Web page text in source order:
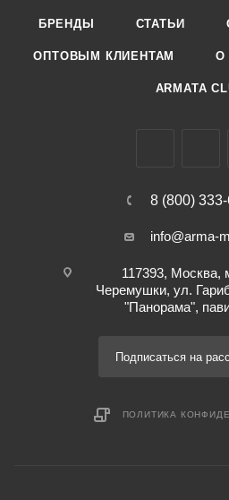
БРЕНДЫ СТАТЬИ
ОПТОВЫМ КЛИЕНТАМ О
ARMATA
8 (800)
info@arma-
117393, Москва,
Черемушки, ул.
"Панорама",
Подписаться на
ПОЛИТИКА